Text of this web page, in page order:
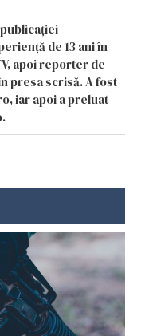
de 13 ani în
apoi reporter de
presa scrisă. A fost
iar apoi a preluat